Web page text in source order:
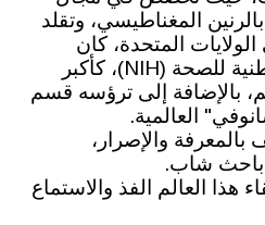
المغناطيسي، وتقلد
المتحدة، كان
أبرزها إدارة المعاهد الوطنية للصحة (NIH)، كأكبر
بالإضافة إلى ترؤسه قسم
العالمية.
والإصرار،
باحث شاب.
هذا العالم الفذ والاستماع